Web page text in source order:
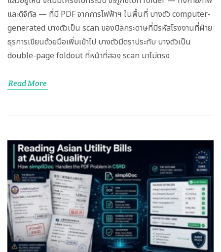
และดิจิทัล — ที่มี PDF จากการไฟฟ้าฯ ในพื้นที่ บางตัว computer-
generated บางตัวเป็น scan ของบิลกระดาษที่มีรหัสโรงงานที่ฝ่าย
ธุรการเขียนด้วยมือเพิ่มเข้าไป บางตัวมีตราประทับ บางตัวเป็น
double-page foldout ที่หน้าที่สอง scan มาไม่ตรง
Read More